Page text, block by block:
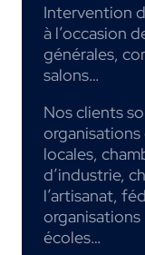
Intervention
à l’occasion
générales,
salons…
Nos clients
locales,
d’industrie,
l’artisanat,
organisations
écoles…